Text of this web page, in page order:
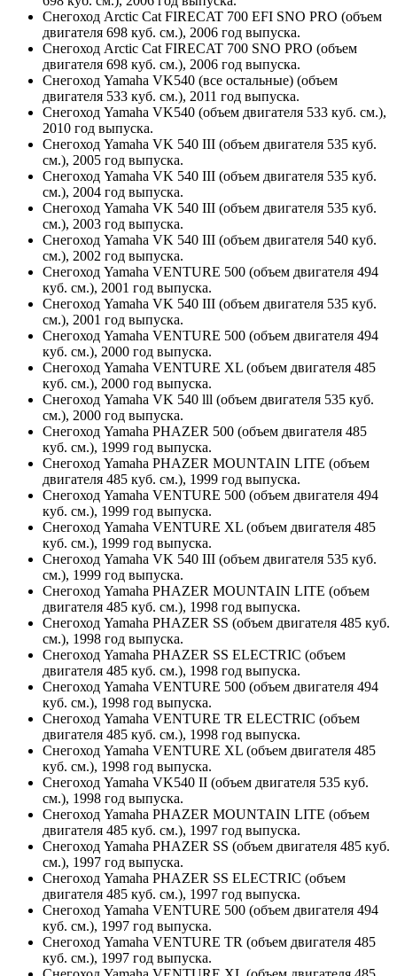
Снегоход Arctic Cat FIRECAT 700 EFI SNO PRO (объем
двигателя 698 куб. см.), 2006 год выпуска.
Снегоход Arctic Cat FIRECAT 700 SNO PRO (объем
двигателя 698 куб. см.), 2006 год выпуска.
Снегоход Yamaha VK540 (все остальные) (объем
двигателя 533 куб. см.), 2011 год выпуска.
Снегоход Yamaha VK540 (объем двигателя 533 куб. см.),
2010 год выпуска.
Снегоход Yamaha VK 540 III (объем двигателя 535 куб.
см.), 2005 год выпуска.
Снегоход Yamaha VK 540 III (объем двигателя 535 куб.
см.), 2004 год выпуска.
Снегоход Yamaha VK 540 III (объем двигателя 535 куб.
см.), 2003 год выпуска.
Снегоход Yamaha VK 540 III (объем двигателя 540 куб.
см.), 2002 год выпуска.
Снегоход Yamaha VENTURE 500 (объем двигателя 494
куб. см.), 2001 год выпуска.
Снегоход Yamaha VK 540 III (объем двигателя 535 куб.
см.), 2001 год выпуска.
Снегоход Yamaha VENTURE 500 (объем двигателя 494
куб. см.), 2000 год выпуска.
Снегоход Yamaha VENTURE XL (объем двигателя 485
куб. см.), 2000 год выпуска.
Снегоход Yamaha VK 540 lll (объем двигателя 535 куб.
см.), 2000 год выпуска.
Снегоход Yamaha PHAZER 500 (объем двигателя 485
куб. см.), 1999 год выпуска.
Снегоход Yamaha PHAZER MOUNTAIN LITE (объем
двигателя 485 куб. см.), 1999 год выпуска.
Снегоход Yamaha VENTURE 500 (объем двигателя 494
куб. см.), 1999 год выпуска.
Снегоход Yamaha VENTURE XL (объем двигателя 485
куб. см.), 1999 год выпуска.
Снегоход Yamaha VK 540 III (объем двигателя 535 куб.
см.), 1999 год выпуска.
Снегоход Yamaha PHAZER MOUNTAIN LITE (объем
двигателя 485 куб. см.), 1998 год выпуска.
Снегоход Yamaha PHAZER SS (объем двигателя 485 куб.
см.), 1998 год выпуска.
Снегоход Yamaha PHAZER SS ELECTRIC (объем
двигателя 485 куб. см.), 1998 год выпуска.
Снегоход Yamaha VENTURE 500 (объем двигателя 494
куб. см.), 1998 год выпуска.
Снегоход Yamaha VENTURE TR ELECTRIC (объем
двигателя 485 куб. см.), 1998 год выпуска.
Снегоход Yamaha VENTURE XL (объем двигателя 485
куб. см.), 1998 год выпуска.
Снегоход Yamaha VK540 II (объем двигателя 535 куб.
см.), 1998 год выпуска.
Снегоход Yamaha PHAZER MOUNTAIN LITE (объем
двигателя 485 куб. см.), 1997 год выпуска.
Снегоход Yamaha PHAZER SS (объем двигателя 485 куб.
см.), 1997 год выпуска.
Снегоход Yamaha PHAZER SS ELECTRIC (объем
двигателя 485 куб. см.), 1997 год выпуска.
Снегоход Yamaha VENTURE 500 (объем двигателя 494
куб. см.), 1997 год выпуска.
Снегоход Yamaha VENTURE TR (объем двигателя 485
куб. см.), 1997 год выпуска.